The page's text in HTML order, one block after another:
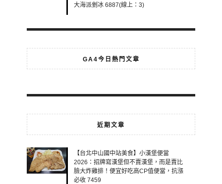
大海派剉冰 6887(線上：3)
GA4今日熱門文章
近期文章
【台北中山國中站美食】小漢堡便當
2026：招牌寫漢堡但不賣漢堡，而是賣比
臉大炸雞排！便宜好吃高CP值便當，抗漲
必收 7459